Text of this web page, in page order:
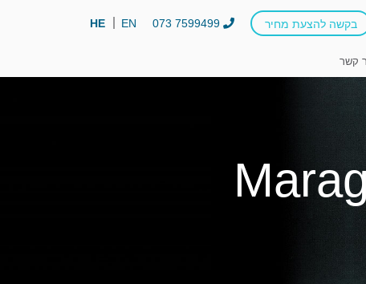
בקשה להצעת מחיר 073 7599499
EN
HE
קשר